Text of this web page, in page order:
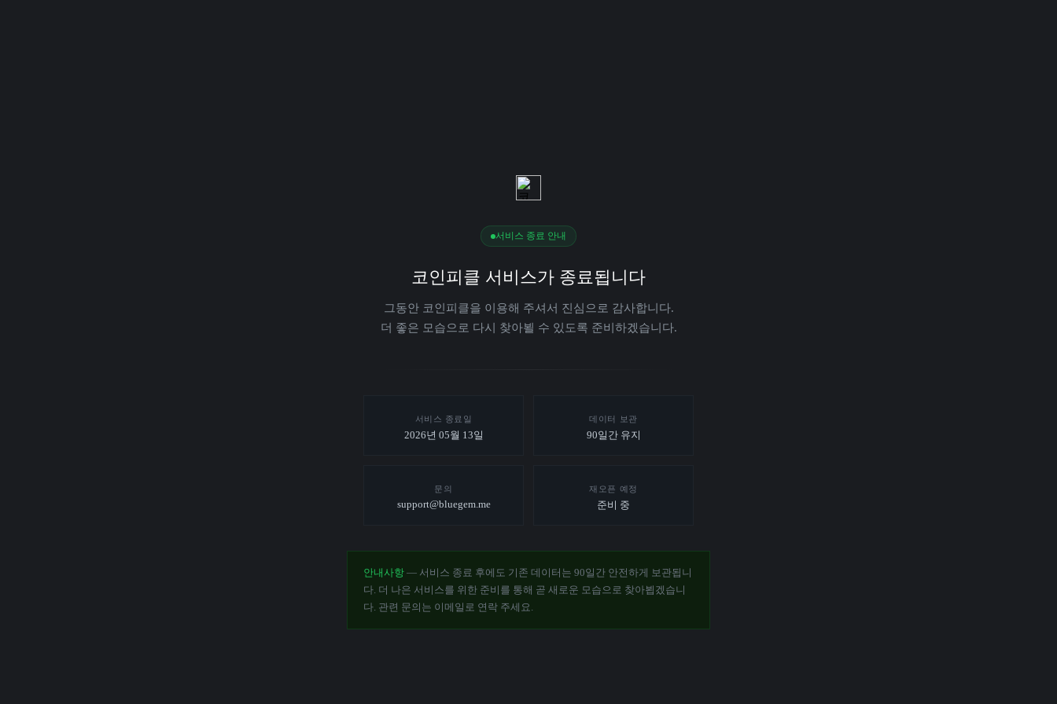
서비스 종료 안내
코인피클 서비스가 종료됩니다
그동안 코인피클을 이용해 주셔서 진심으로 감사합니다.
더 좋은 모습으로 다시 찾아뵐 수 있도록 준비하겠습니다.
서비스 종료일
2026년 05월 13일
데이터 보관
90일간 유지
문의
support@bluegem.me
재오픈 예정
준비 중
안내사항 — 서비스 종료 후에도 기존 데이터는 90일간 안전하게 보관됩니
다. 더 나은 서비스를 위한 준비를 통해 곧 새로운 모습으로 찾아뵙겠습니
다. 관련 문의는 이메일로 연락 주세요.